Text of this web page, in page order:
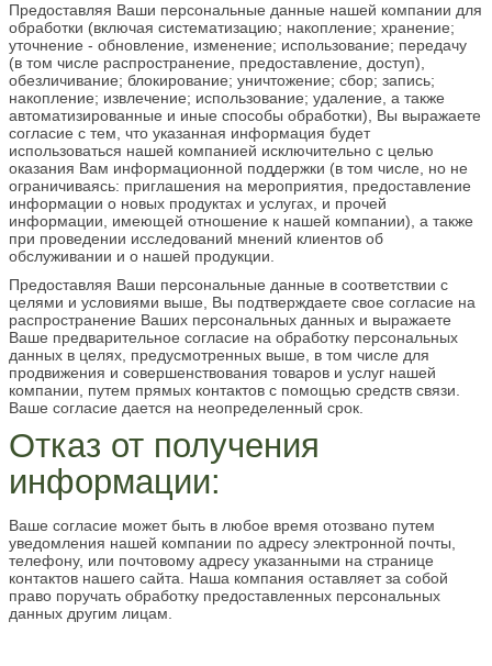
Предоставляя Ваши персональные данные нашей компании для
обработки (включая систематизацию; накопление; хранение;
уточнение - обновление, изменение; использование; передачу
(в том числе распространение, предоставление, доступ),
обезличивание; блокирование; уничтожение; сбор; запись;
накопление; извлечение; использование; удаление, а также
автоматизированные и иные способы обработки), Вы выражаете
согласие с тем, что указанная информация будет
использоваться нашей компанией исключительно с целью
оказания Вам информационной поддержки (в том числе, но не
ограничиваясь: приглашения на мероприятия, предоставление
информации о новых продуктах и услугах, и прочей
информации, имеющей отношение к нашей компании), а также
при проведении исследований мнений клиентов об
обслуживании и о нашей продукции.
Предоставляя Ваши персональные данные в соответствии с
целями и условиями выше, Вы подтверждаете свое согласие на
распространение Ваших персональных данных и выражаете
Ваше предварительное согласие на обработку персональных
данных в целях, предусмотренных выше, в том числе для
продвижения и совершенствования товаров и услуг нашей
компании, путем прямых контактов с помощью средств связи.
Ваше согласие дается на неопределенный срок.
Отказ от получения
информации:
Ваше согласие может быть в любое время отозвано путем
уведомления нашей компании по адресу электронной почты,
телефону, или почтовому адресу указанными на странице
контактов нашего сайта. Наша компания оставляет за собой
право поручать обработку предоставленных персональных
данных другим лицам.